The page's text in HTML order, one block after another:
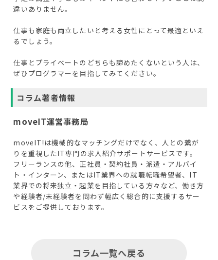
違いありません。
仕事も家庭も両立したいと考える女性にとって最適といえ
るでしょう。
仕事とプライベートのどちらも諦めたくないという人は、
ぜひプログラマーを目指してみてください。
コラム著者情報
moveIT運営事務局
moveIT!は機械的なマッチングだけでなく、人との繋が
りを重視したIT専門の求人紹介サポートサービスです。
フリーランスの他、正社員・契約社員・派遣・アルバイ
ト・インターン、またはIT業界への就職転職希望者、IT
業界での将来独立・起業を目指している方々など、働き方
や経験者/未経験者を問わず幅広く総合的に支援するサー
ビスをご提供しております。
コラム一覧へ戻る